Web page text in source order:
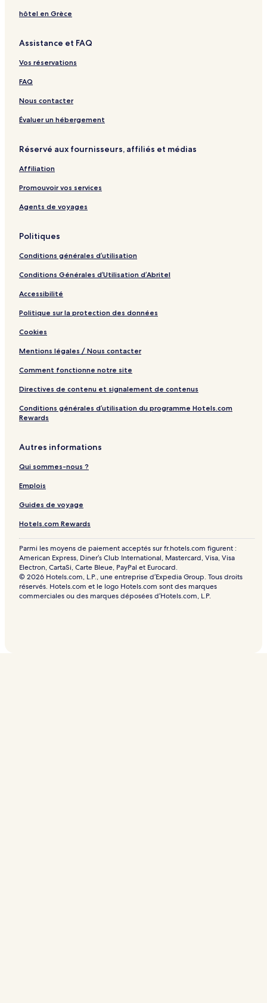
hôtel en Grèce
Assistance et FAQ
Vos réservations
FAQ
Nous contacter
Évaluer un hébergement
Réservé aux fournisseurs, affiliés et médias
Affiliation
Promouvoir vos services
Agents de voyages
Politiques
Conditions générales d’utilisation
Conditions Générales d’Utilisation d’Abritel
Accessibilité
Politique sur la protection des données
Cookies
Mentions légales / Nous contacter
Comment fonctionne notre site
Directives de contenu et signalement de contenus
Conditions générales d’utilisation du programme Hotels.com
Rewards
Autres informations
Qui sommes-nous ?
Emplois
Guides de voyage
Hotels.com Rewards
Parmi les moyens de paiement acceptés sur fr.hotels.com figurent :
American Express, Diner’s Club International, Mastercard, Visa, Visa
Electron, CartaSi, Carte Bleue, PayPal et Eurocard.
© 2026 Hotels.com, L.P., une entreprise d’Expedia Group. Tous droits
réservés. Hotels.com et le logo Hotels.com sont des marques
commerciales ou des marques déposées d’Hotels.com, L.P.